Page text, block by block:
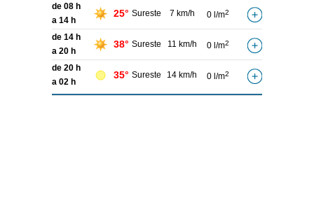
de 08 h
a 14 h
25° Sureste 7 km/h 0 l/m2
de 14 h
a 20 h
38° Sureste 11 km/h 0 l/m2
de 20 h
a 02 h
35° Sureste 14 km/h 0 l/m2